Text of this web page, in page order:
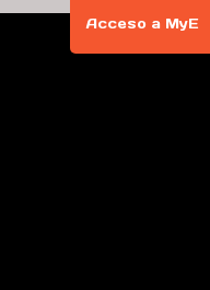
Acceso a MyE